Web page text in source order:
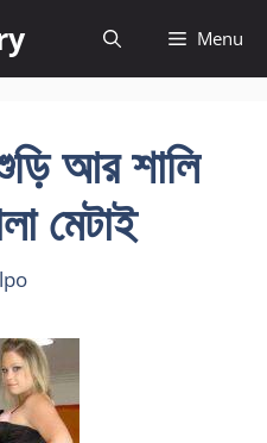
Menu
আর শালি
মেটাই